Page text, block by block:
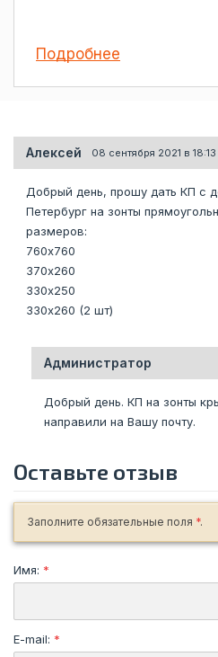
Подробнее
Алексей 08 сентября 2021 в 18:13
Добрый день, прошу дать КП с
Петербург на зонты
размеров:
760х760
370х260
330х250
330х260 (2 шт)
Администратор
Добрый день. КП на зонты
направили на Вашу почту.
Оставьте отзыв
Заполните обязательные поля *.
Имя: *
E-mail: *